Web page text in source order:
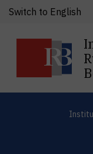
Switch to English